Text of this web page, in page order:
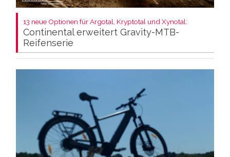
13 neue Optionen für Argotal, Kryptotal und Xynotal:
Continental erweitert Gravity-MTB-
Reifenserie